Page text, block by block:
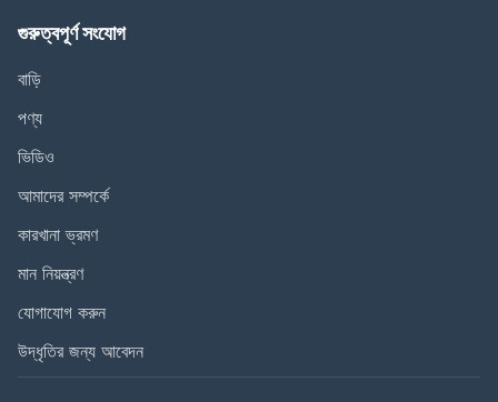
গুরুত্বপূর্ণ সংযোগ
বাড়ি
পণ্য
ভিডিও
আমাদের সম্পর্কে
কারখানা ভ্রমণ
মান নিয়ন্ত্রণ
যোগাযোগ করুন
উদ্ধৃতির জন্য আবেদন